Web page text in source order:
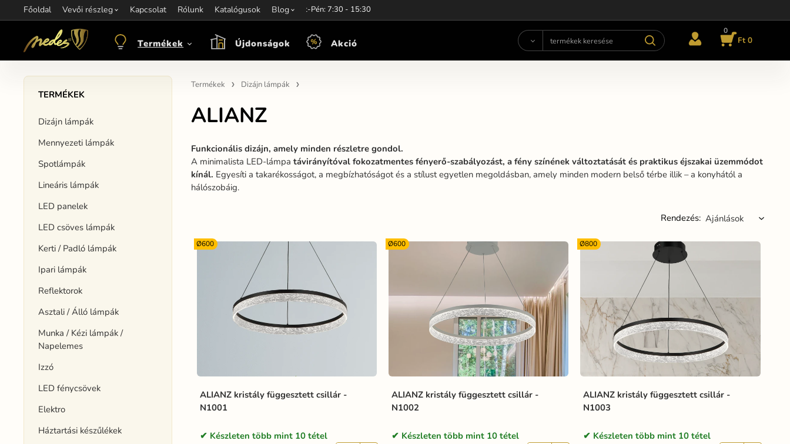
Főoldal Vevői részleg Kapcsolat Rólunk Katalógusok Blog
Információ:objednavkacz@nedes.sk Kapcsolat:+421 907 263 473Munkaidő: Hét-Pén: 7:30 - 15:30
Termékek Újdonságok Akció
0
Ft 0
TERMÉKEK
Dizájn lámpák
Mennyezeti lámpák
Spotlámpák
Lineáris lámpák
LED panelek
LED csöves lámpák
Kerti / Padló lámpák
Ipari lámpák
Reflektorok
Asztali / Álló lámpák
Munka / Kézi lámpák /
Napelemes
Izzó
LED fénycsövek
Elektro
Háztartási készűlékek
Termékek Dizájn lámpák
ALIANZ
Funkcionális dizájn, amely minden részletre gondol.
A minimalista LED-lámpa távirányítóval fokozatmentes fényerő-szabályozást, a fény színének változtatását és praktikus éjszakai üzemmódot
kínál. Egyesíti a takarékosságot, a megbízhatóságot és a stílust egyetlen megoldásban, amely minden modern belső térbe illik – a konyhától a
hálószobáig.
Rendezés:
ALIANZ kristály függesztett csillár -
N1001
Ø600
Készleten több mint 10 tétel
ALIANZ kristály függesztett csillár -
N1002
Ø600
Készleten több mint 10 tétel
ALIANZ kristály függesztett csillár -
N1003
Ø800
Készleten több mint 10 tétel